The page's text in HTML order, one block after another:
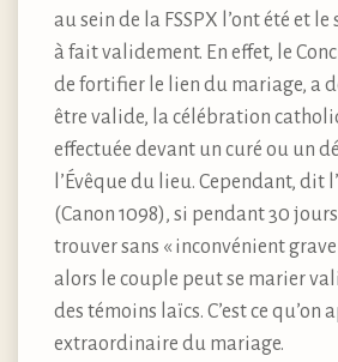
au sein de la FSSPX l’ont été et
à fait validement. En effet, le
de fortifier le lien du mariage, a
être valide, la célébration
effectuée devant un curé ou un
l’Évêque du lieu. Cependant, dit
(Canon 1098), si pendant 30
trouver sans « inconvénient
alors le couple peut se marier
des témoins laïcs. C’est ce qu’on
extraordinaire du mariage.